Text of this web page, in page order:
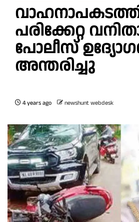
പരിക്കേറ്റ
പോലീസ്
അന്തരിച്ചു
4 years ago newshunt webdesk